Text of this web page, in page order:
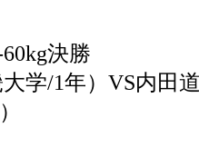
決勝
学/1年）VS内田